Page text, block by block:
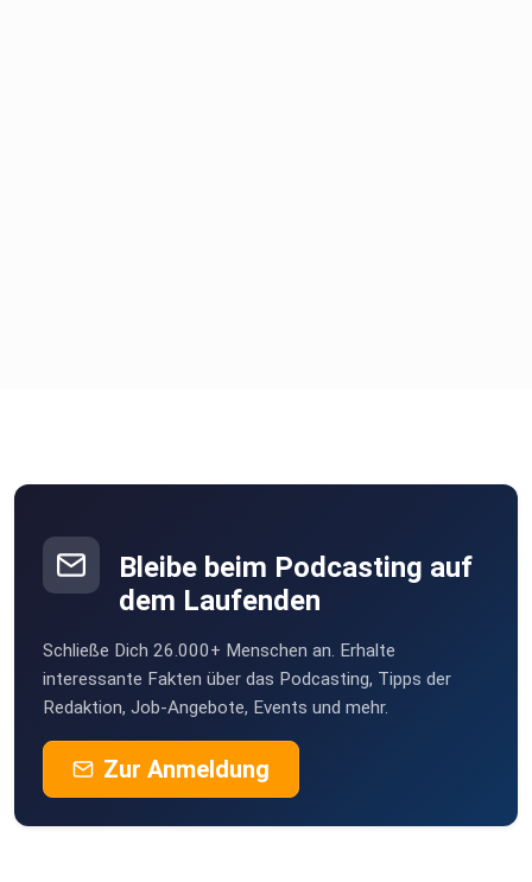
Bleibe beim Podcasting auf
dem Laufenden
Schließe Dich 26.000+ Menschen an. Erhalte
interessante Fakten über das Podcasting, Tipps der
Redaktion, Job-Angebote, Events und mehr.
Zur Anmeldung